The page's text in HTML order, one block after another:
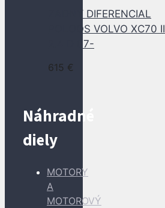
ZADNÝ DIFERENCIAL
POLOOS VOLVO XC70 II
2.4 D 07-
615 €
Náhradné
diely
MOTORY
A
MOTOROVÝ